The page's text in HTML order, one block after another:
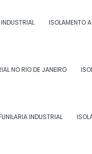
ISOLAMENTO
NO RIO DE JANEIRO
INDUSTRIAL